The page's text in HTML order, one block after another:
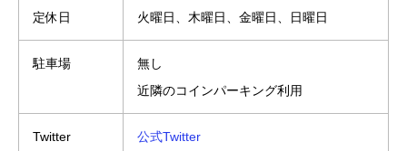
定休日 火曜日、木曜日、金曜日、日曜日
駐車場
無し
近隣のコインパーキング利用
Twitter 公式Twitter